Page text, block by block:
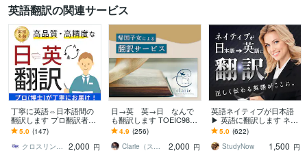
東京工業大学大学院 2001年3月 ~ 2003年2月
東京工業大学 1997年3月 ~ 2001年2月
語学力
英語 ビジネスレベル
英語翻訳の関連サービス
丁寧に英語⇔日本語間の
翻訳します プロ翻訳者
（博士）による高品質・
高精度な翻訳をお届けし
ます
5.0 (147)
クロスリンク＆リサーチ
2,000 円
日→英 英→日 なんで
も翻訳します TOEIC985
点、英検1級の帰国子女が
訳します
4.9 (256)
Clarie（スピード翻訳・校正と選書）
2,000 円
英語ネイティブが日本語
▶ 英語に翻訳します ネイ
ティブの翻訳 + TOEIC970
点の日本人がチェック
5.0 (622)
StudyNow
1,500 円